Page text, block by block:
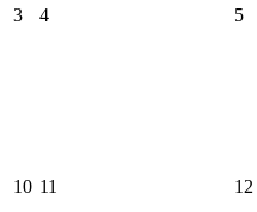
3 4 5
10 11 12